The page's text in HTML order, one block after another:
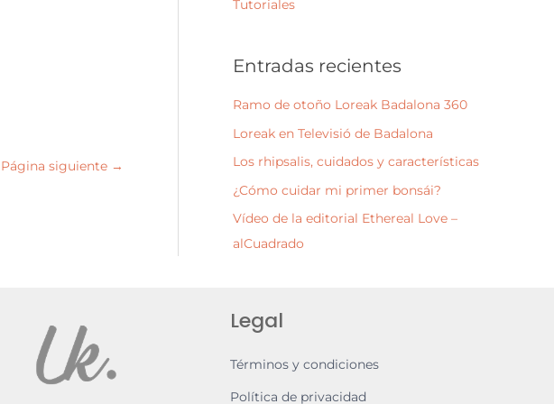
Página siguiente →
Tutoriales
Entradas recientes
Ramo de otoño Loreak Badalona 360
Loreak en Televisió de Badalona
Los rhipsalis, cuidados y características
¿Cómo cuidar mi primer bonsái?
Vídeo de la editorial Ethereal Love –
alCuadrado
Legal
Términos y condiciones
Política de privacidad